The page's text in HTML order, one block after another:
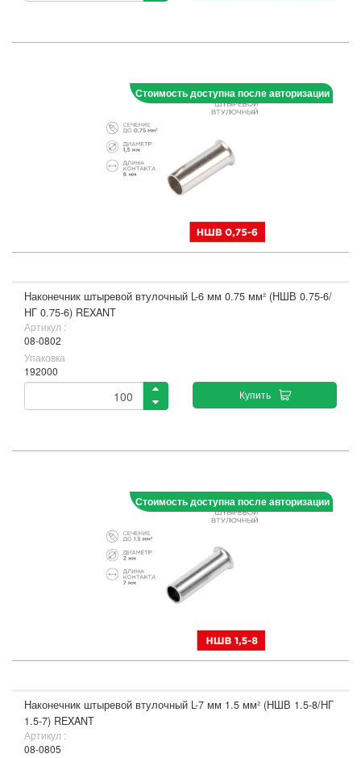
Стоимость доступна после авторизации
Наконечник штыревой втулочный L-6 мм 0.75 мм² (НШВ 0.75-6/
НГ 0.75-6) REXANT
Артикул :
08-0802
Упаковка
192000
Купить
Стоимость доступна после авторизации
Наконечник штыревой втулочный L-7 мм 1.5 мм² (НШВ 1.5-8/НГ
1.5-7) REXANT
Артикул :
08-0805